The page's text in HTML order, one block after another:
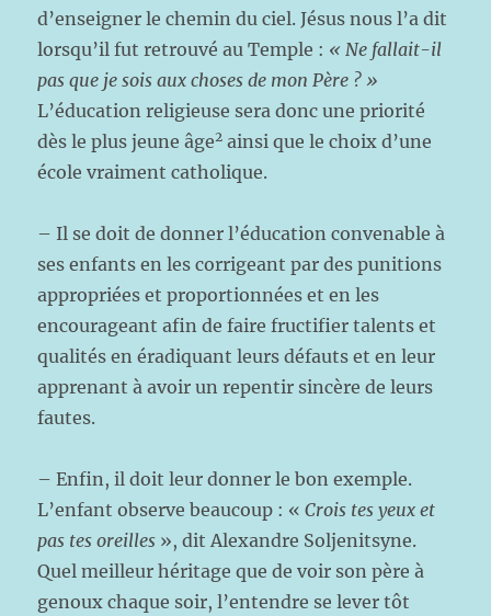
d’enseigner le chemin du ciel. Jésus nous l’a dit
lorsqu’il fut retrouvé au Temple : « Ne fallait-il
pas que je sois aux choses de mon Père ? »
L’éducation religieuse sera donc une priorité
dès le plus jeune âge2 ainsi que le choix d’une
école vraiment catholique.
– Il se doit de donner l’éducation convenable à
ses enfants en les corrigeant par des punitions
appropriées et proportionnées et en les
encourageant afin de faire fructifier talents et
qualités en éradiquant leurs défauts et en leur
apprenant à avoir un repentir sincère de leurs
fautes.
– Enfin, il doit leur donner le bon exemple.
L’enfant observe beaucoup : «Crois tes yeux et
pas tes oreilles », dit Alexandre Soljenitsyne.
Quel meilleur héritage que de voir son père à
genoux chaque soir, l’entendre se lever tôt